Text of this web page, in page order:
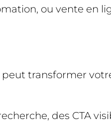
ou vente en
transformer
des CTA